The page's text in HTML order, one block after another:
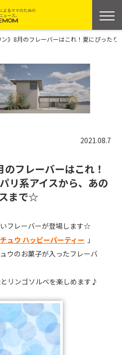
ン》8月のフレーバーはこれ！夏にぴった
2021.08.7
のフレーバーはこれ！
リ系アイスから、あの
まで☆
フレーバーが登場します☆
ュウ ハッピーパーティー 」
ウのお菓子が入ったフレーバ
リンゴソルベを楽しめます♪